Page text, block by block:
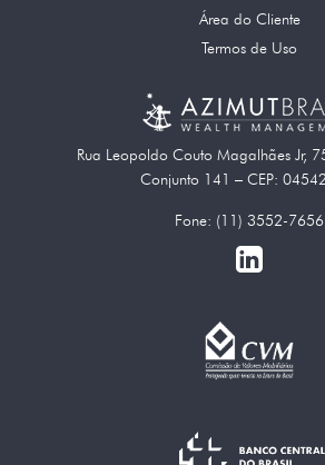
Área do Cliente
Termos de Uso
Rua Leopoldo Couto Magalhães Jr,
Conjunto 141 – CEP:
Fone: (11) 3552-7656